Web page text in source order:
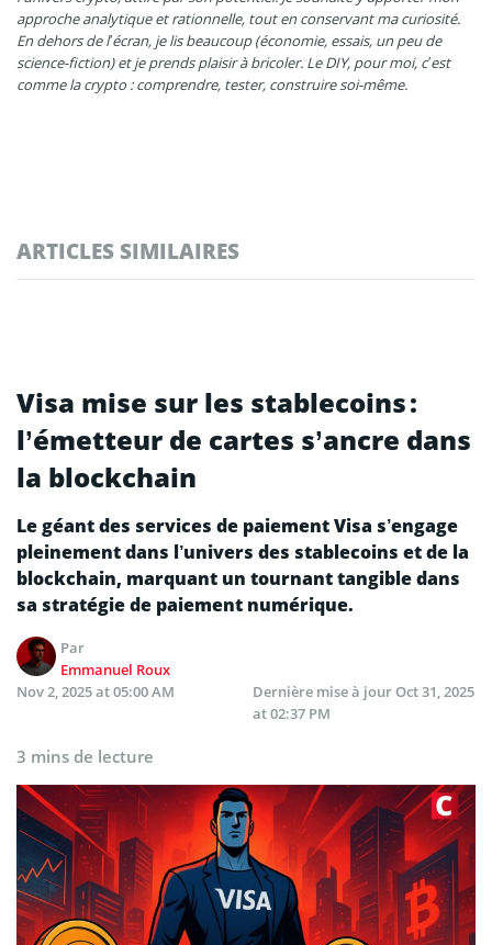
approche analytique et rationnelle, tout en conservant ma curiosité.
En dehors de l’écran, je lis beaucoup (économie, essais, un peu de
science-fiction) et je prends plaisir à bricoler. Le DIY, pour moi, c’est
comme la crypto : comprendre, tester, construire soi-même.
ARTICLES SIMILAIRES
Visa mise sur les stablecoins :
l’émetteur de cartes s’ancre dans
la blockchain
Le géant des services de paiement Visa s’engage
pleinement dans l’univers des stablecoins et de la
blockchain, marquant un tournant tangible dans
sa stratégie de paiement numérique.
Par
Emmanuel Roux
Nov 2, 2025 at 05:00 AM
Dernière mise à jourOct 31, 2025
at 02:37 PM
3 mins de lecture